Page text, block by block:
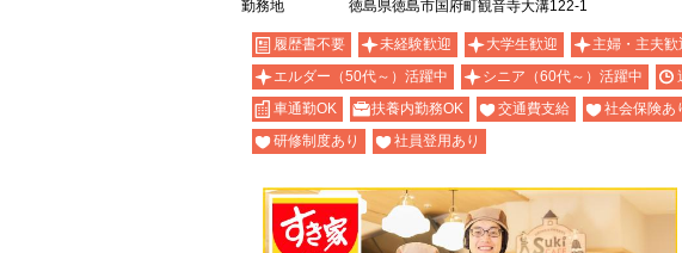
勤務地
徳島県徳島市国府町観音寺大溝122-1
履歴書不要 未経験歓迎 大学生歓迎 主婦・主夫歓
エルダー（50代～）活躍中
シニア（60代～）活躍中
車通勤OK
扶養内勤務OK 交通費支給 社会保険あ
研修制度あり
社員登用あり